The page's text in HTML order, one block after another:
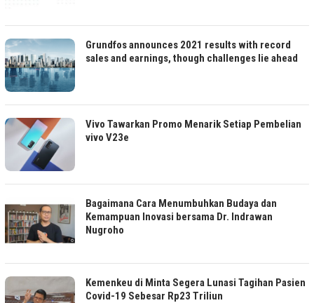
Grundfos announces 2021 results with record
sales and earnings, though challenges lie ahead
Vivo Tawarkan Promo Menarik Setiap Pembelian
vivo V23e
Bagaimana Cara Menumbuhkan Budaya dan
Kemampuan Inovasi bersama Dr. Indrawan
Nugroho
Kemenkeu di Minta Segera Lunasi Tagihan Pasien
Covid-19 Sebesar Rp23 Triliun